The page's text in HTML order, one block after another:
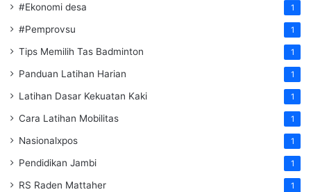
#Ekonomi desa 1
#Pemprovsu 1
Tips Memilih Tas Badminton 1
Panduan Latihan Harian 1
Latihan Dasar Kekuatan Kaki 1
Cara Latihan Mobilitas 1
Nasionalxpos 1
Pendidikan Jambi 1
RS Raden Mattaher 1